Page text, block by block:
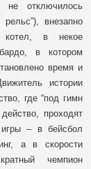
отключилось
внезапно
котел, в некое
в котором
время и
истории
где “под гимн
проходят
игры – в бейсбол
а в скорости
чемпион